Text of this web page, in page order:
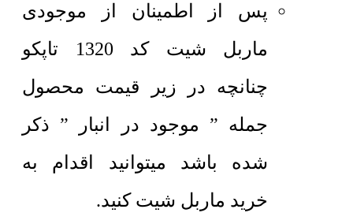
پس از اطمینان از موجودی
ماربل شیت کد 1320 تاپکو
چنانچه در زیر قیمت محصول
جمله ” موجود در انبار ” ذکر
شده باشد میتوانید اقدام به
خرید ماربل شیت کنید.